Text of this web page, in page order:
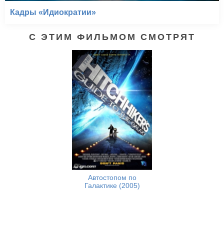
Кадры «Идиократии»
С ЭТИМ ФИЛЬМОМ СМОТРЯТ
Автостопом по
Галактике (2005)